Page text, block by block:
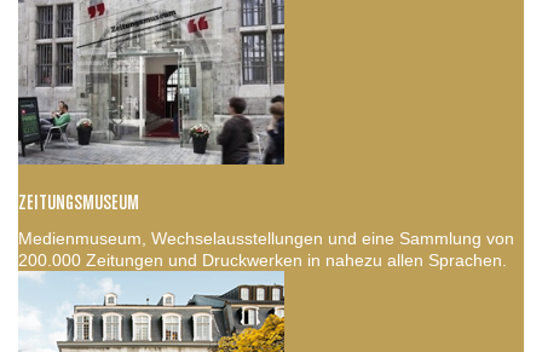
ZEITUNGSMUSEUM
Medienmuseum, Wechselausstellungen und eine Sammlung von
200.000 Zeitungen und Druckwerken in nahezu allen Sprachen.